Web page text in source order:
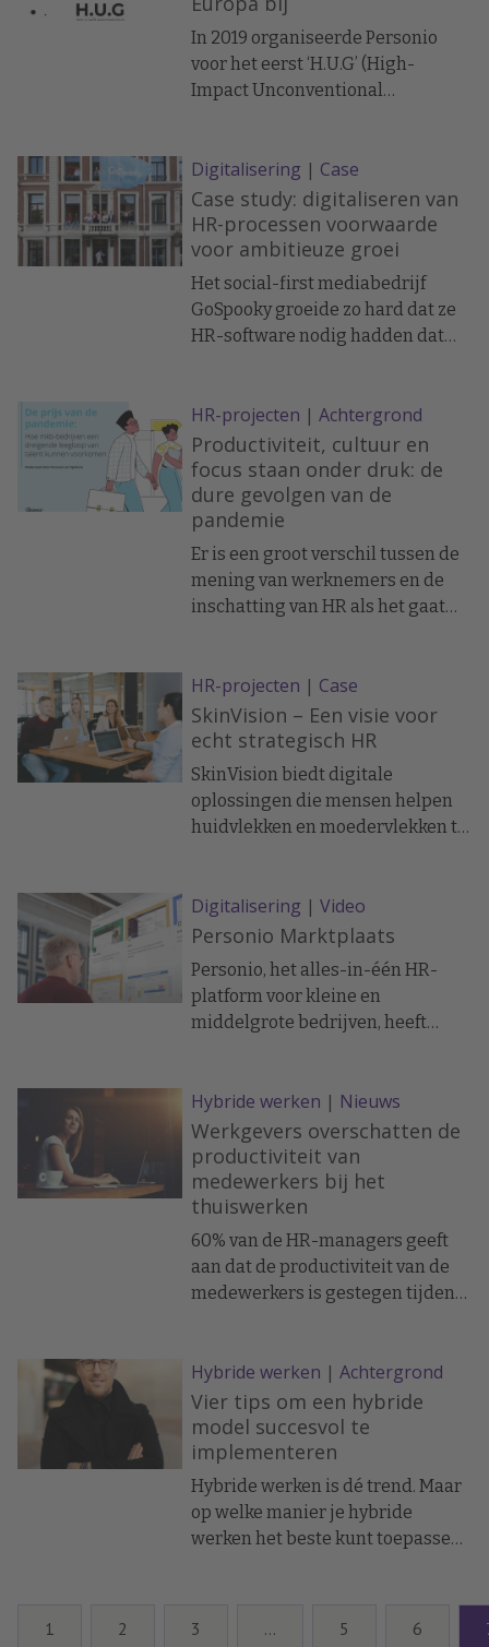
steden, waaronder Amsterdam,
én is nu ook volledig online bij te
wonen. De deelname is gratis!
In 2019 organiseerde Personio
voor het eerst ‘H.U.G’ (High-
Impact Unconventional
aanwezigen. Vanwege de corona-
omstandigheden is dit
succesvolle live event daarna
volledig digitaal én internationaal
gegaan: H.U.G Digital! Maar, één
H.U.G is niet genoeg! Daarom
gaan we dit jaar een stapje verder
en tillen we de zaken naar een
Digitalisering | Case
Case study: digitaliseren van
HR-processen voorwaarde
voor ambitieuze groei
Het social-first mediabedrijf
GoSpooky groeide zo hard dat ze
HR-software nodig hadden dat
inspanningen. En dat
mensgerichter is. Emilie van der
Lande, People & Culture Director:
“Als je zo snel groeit, dan moet je
je meer gaan richten op mensen...
zodat je medewerkers zich op de
juiste manier ontwikkelen.”
HR-projecten | Achtergrond
Productiviteit, cultuur en
focus staan onder druk: de
dure gevolgen van de
pandemie
Er is een groot verschil tussen de
mening van werknemers en de
inschatting van HR als het gaat
gegeven in het pandemiejaar
2020. Een zorgwekkende
constatering, die vraagt om actie
van HR.
HR-projecten | Case
SkinVision – Een visie voor
echt strategisch HR
SkinVision biedt digitale
oplossingen die mensen helpen
huidvlekken en moedervlekken te
huidkanker alvorens naar de
huisarts te gaan. Het uiteindelijke
doel van SkinVision is om 250.000
levens te redden tegen 2028. Om
dit doel te bereiken, had
SkinVision een HR-systeem nodig
Digitalisering | Video
Personio Marktplaats
Personio, het alles-in-één HR-
platform voor kleine en
middelgrote bedrijven, heeft
integraties die zijn ontworpen om
HR-processen efficiënter en
geautomatiseerd te maken.
Hybride werken | Nieuws
Werkgevers overschatten de
productiviteit van
medewerkers bij het
thuiswerken
60% van de HR-managers geeft
aan dat de productiviteit van de
medewerkers is gestegen tijdens
hiermee eens.
Hybride werken | Achtergrond
Vier tips om een hybride
model succesvol te
implementeren
Hybride werken is dé trend. Maar
op welke manier je hybride
werken het beste kunt toepassen
1 2 3 … 5 6